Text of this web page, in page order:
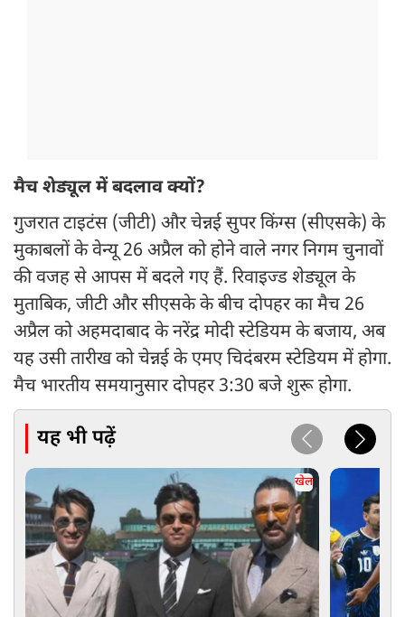
मैच शेड्यूल में बदलाव क्यों?
गुजरात टाइटंस (जीटी) और चेन्नई सुपर किंग्स (सीएसके) के
मुकाबलों के वेन्यू 26 अप्रैल को होने वाले नगर निगम चुनावों
की वजह से आपस में बदले गए हैं. रिवाइज्ड शेड्यूल के
मुताबिक, जीटी और सीएसके के बीच दोपहर का मैच 26
अप्रैल को अहमदाबाद के नरेंद्र मोदी स्टेडियम के बजाय, अब
यह उसी तारीख को चेन्नई के एमए ​​चिदंबरम स्टेडियम में होगा.
मैच भारतीय समयानुसार दोपहर 3:30 बजे शुरू होगा.
यह भी पढ़ें
खेल